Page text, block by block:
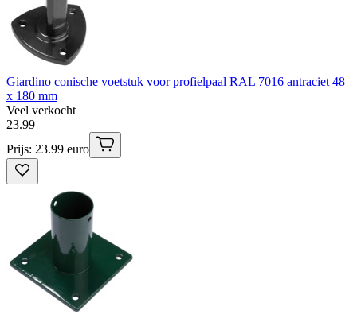
Giardino conische voetstuk voor profielpaal RAL 7016 antraciet 48
x 180 mm
Veel verkocht
23.99
Prijs: 23.99 euro